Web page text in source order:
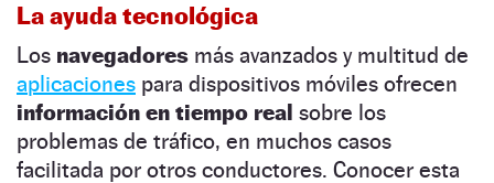
La ayuda tecnológica
Los navegadores más avanzados y multitud de
aplicaciones para dispositivos móviles ofrecen
información en tiempo real sobre los
problemas de tráfico, en muchos casos
facilitada por otros conductores. Conocer esta